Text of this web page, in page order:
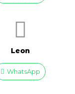
Leon
WhatsApp